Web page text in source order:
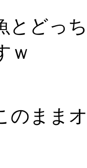
とどっ
ｗ
のまま